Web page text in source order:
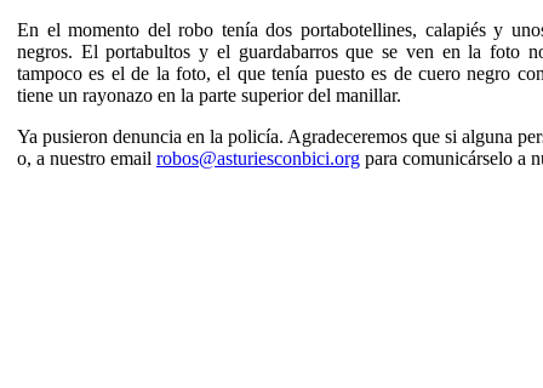
En el momento del robo tenía dos portabotellines, calapiés y
negros. El portabultos y el guardabarros que se ven en la foto
tampoco es el de la foto, el que tenía puesto es de cuero negro
tiene un rayonazo en la parte superior del manillar.
Ya pusieron denuncia en la policía. Agradeceremos que si alguna
o, a nuestro email robos@asturiesconbici.org para comunicárselo a